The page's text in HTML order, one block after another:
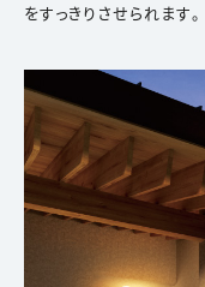
をすっきりさせられます。